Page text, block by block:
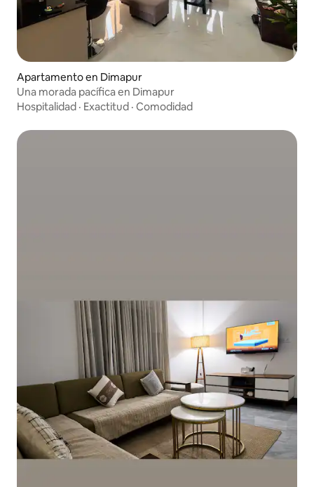
Apartamento en Dimapur
Una morada pacífica en Dimapur
Hospitalidad · Exactitud · Comodidad